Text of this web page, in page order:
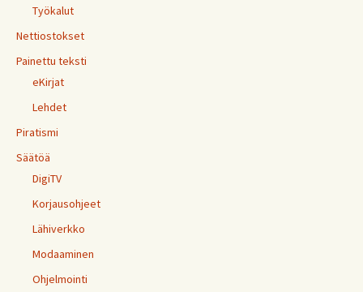
Työkalut
Nettiostokset
Painettu teksti
eKirjat
Lehdet
Piratismi
Säätöä
DigiTV
Korjausohjeet
Lähiverkko
Modaaminen
Ohjelmointi